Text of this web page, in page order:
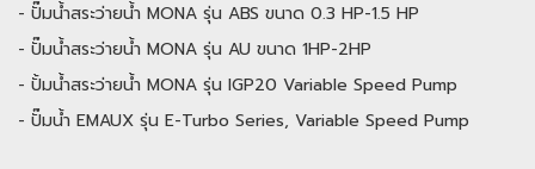
- ปั๊มน้ำสระว่ายน้ำ MONA รุ่น ABS ขนาด 0.3 HP-1.5 HP
- ปั๊มน้ำสระว่ายน้ำ MONA รุ่น AU ขนาด 1HP-2HP
- ปั้มน้ำสระว่ายน้ำ MONA รุ่น IGP20 Variable Speed Pump
- ปั๊มน้ำ EMAUX รุ่น E-Turbo Series, Variable Speed Pump